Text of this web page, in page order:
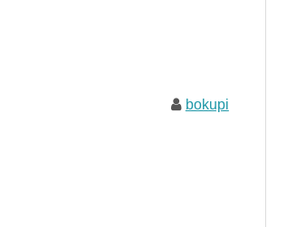
bokupi